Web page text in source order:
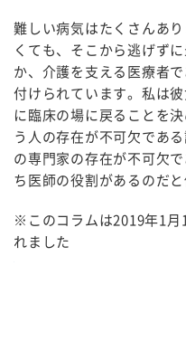
難しい病気はたくさんあ
くても、そこから逃げず
か、介護を支える医療者
付けられています。私は
に臨床の場に戻ることを
う人の存在が不可欠であ
の専門家の存在が不可欠
ち医師の役割があるのだと
※このコラムは2019年1月
れました